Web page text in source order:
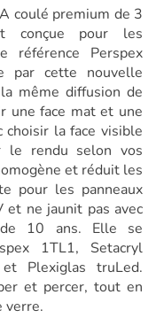
coulé premium de 3
conçue pour les
référence Perspex
par cette nouvelle
même diffusion de
une face mat et une
choisir la face visible
le rendu selon vos
et réduit les
pour les panneaux
ne jaunit pas avec
10 ans. Elle se
1TL1, Setacryl
Plexiglas truLed.
et percer, tout en
verre.